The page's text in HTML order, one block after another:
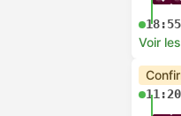
18:55
Voir
11:20